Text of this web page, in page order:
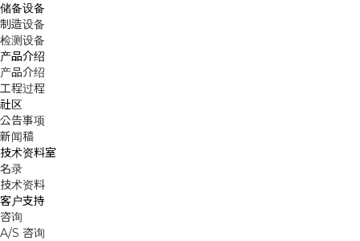
储备设备
制造设备
检测设备
产品介绍
产品介绍
工程过程
社区
公告事项
新闻稿
技术资料室
名录
技术资料
客户支持
咨询
A/S 咨询